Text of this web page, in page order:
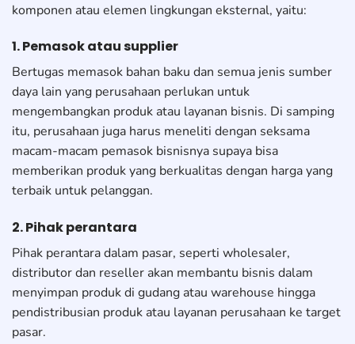
komponen atau elemen lingkungan eksternal, yaitu:
1. Pemasok atau supplier
Bertugas memasok bahan baku dan semua jenis sumber
daya lain yang perusahaan perlukan untuk
mengembangkan produk atau layanan bisnis. Di samping
itu, perusahaan juga harus meneliti dengan seksama
macam-macam pemasok bisnisnya supaya bisa
memberikan produk yang berkualitas dengan harga yang
terbaik untuk pelanggan.
2. Pihak perantara
Pihak perantara dalam pasar, seperti wholesaler,
distributor dan reseller akan membantu bisnis dalam
menyimpan produk di gudang atau warehouse hingga
pendistribusian produk atau layanan perusahaan ke target
pasar.